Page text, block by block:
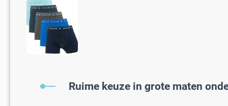
Ruime keuze in grote maten